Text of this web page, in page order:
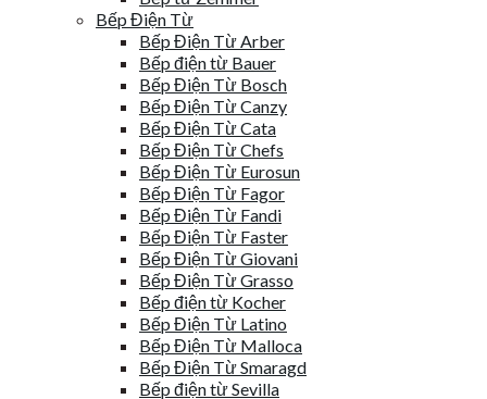
Bếp Điện Từ
Bếp Điện Từ Arber
Bếp điện từ Bauer
Bếp Điện Từ Bosch
Bếp Điện Từ Canzy
Bếp Điện Từ Cata
Bếp Điện Từ Chefs
Bếp Điện Từ Eurosun
Bếp Điện Từ Fagor
Bếp Điện Từ Fandi
Bếp Điện Từ Faster
Bếp Điện Từ Giovani
Bếp Điện Từ Grasso
Bếp điện từ Kocher
Bếp Điện Từ Latino
Bếp Điện Từ Malloca
Bếp Điện Từ Smaragd
Bếp điện từ Sevilla